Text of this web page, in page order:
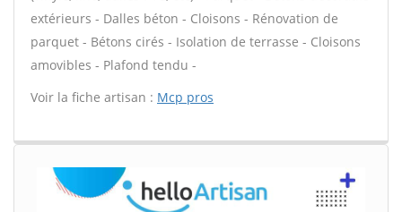
extérieurs - Dalles béton - Cloisons - Rénovation de
parquet - Bétons cirés - Isolation de terrasse - Cloisons
amovibles - Plafond tendu -
Voir la fiche artisan : Mcp pros